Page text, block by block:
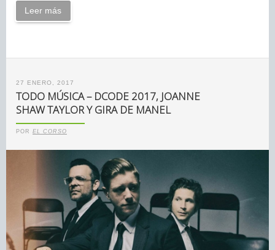
Leer más
27 ENERO, 2017
TODO MÚSICA – DCODE 2017, JOANNE
SHAW TAYLOR Y GIRA DE MANEL
POR EL CORSO